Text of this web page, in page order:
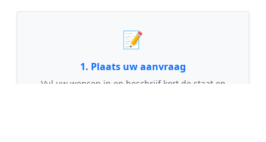
📝
1. Plaats uw aanvraag
Vul uw wensen in en beschrijf kort de staat en